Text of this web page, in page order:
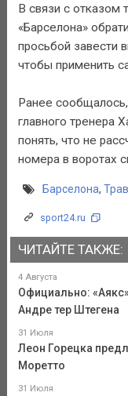
В связи с отказом
«Барселона»
просьбой завести
чтобы применить
Ранее
главного тренера
понять, что не
номера в воротах
Барселона,
sport24.ru
ЧИТАЙТЕ ТАКЖЕ:
4 Августа
Официально:
Андре тер Штегена
31 Июля
Леон Горецка
Моретто
31 Июля